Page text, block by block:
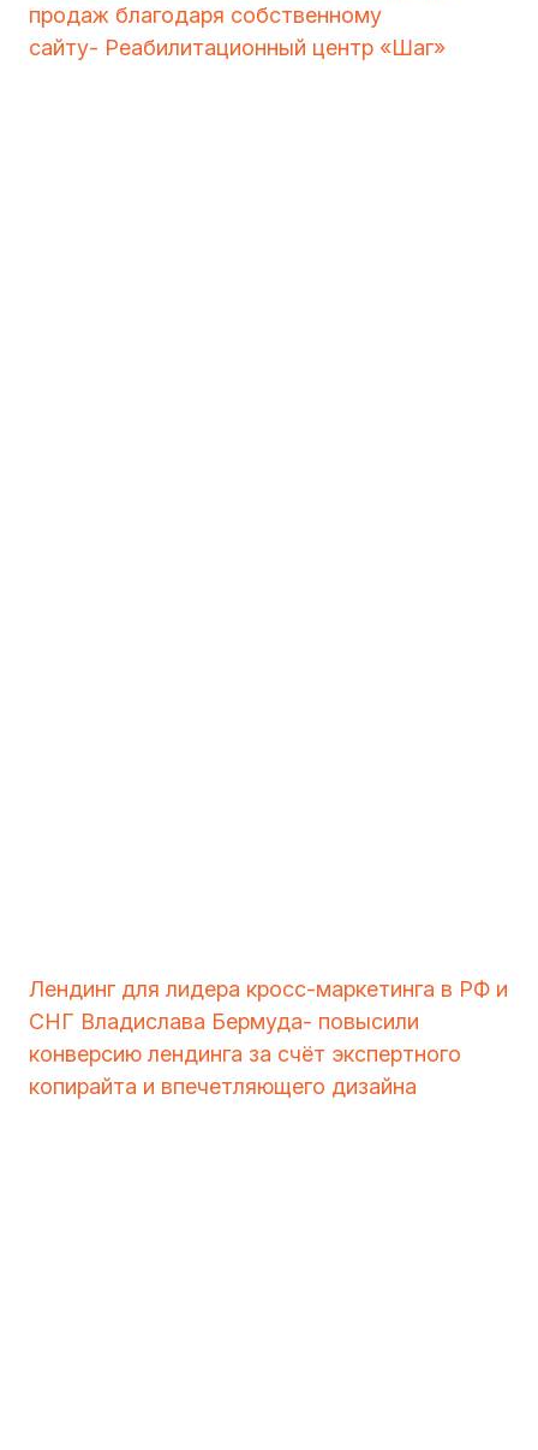
продаж благодаря собственному
сайту- Реабилитационный центр «Шаг»
Лендинг для лидера кросс-маркетинга в РФ и
СНГ Владислава Бермуда- повысили
конверсию лендинга за счёт экспертного
копирайта и впечетляющего дизайна